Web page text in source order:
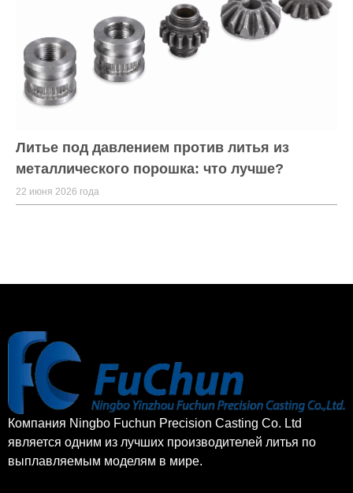
Литье под давлением против литья из
металлического порошка: что лучше?
22 июня 2026 года
Компания Ningbo Fuchun Precision Casting Co. Ltd
является одним из лучших производителей литья по
выплавляемым моделям в мире.